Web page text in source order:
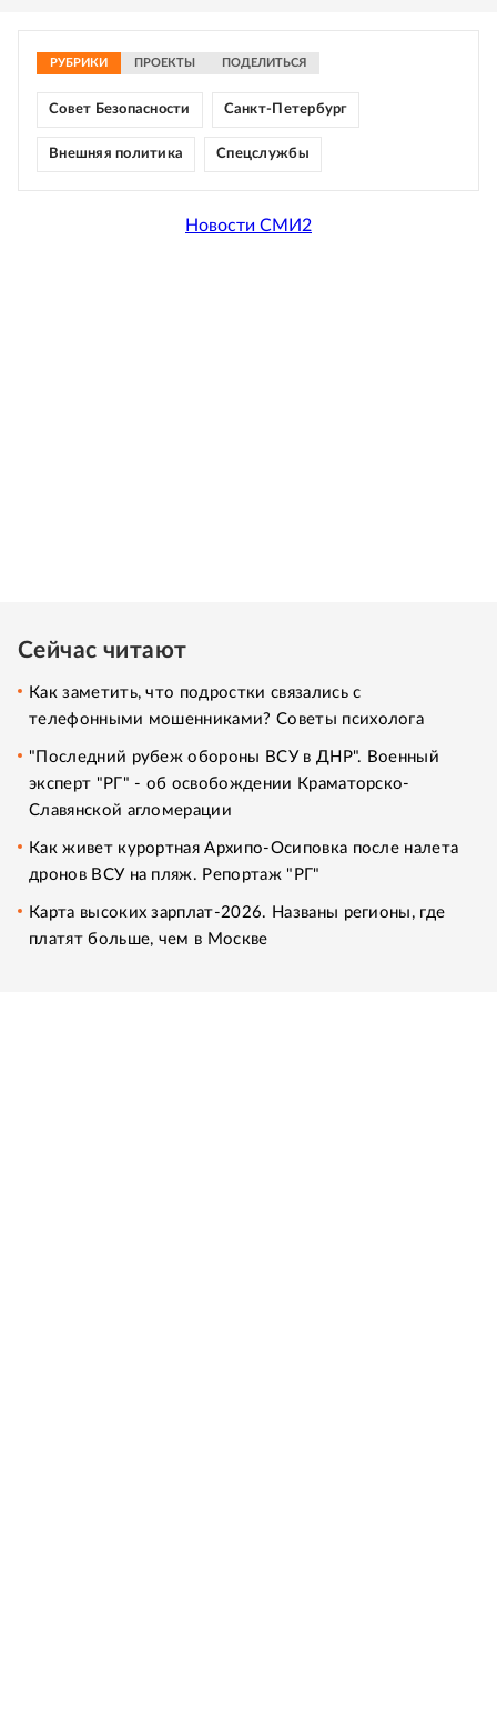
РУБРИКИ ПРОЕКТЫ ПОДЕЛИТЬСЯ
Совет Безопасности Санкт-Петербург
Внешняя политика Спецслужбы
Новости СМИ2
Сейчас читают
Как заметить, что подростки связались с
телефонными мошенниками? Советы психолога
"Последний рубеж обороны ВСУ в ДНР". Военный
эксперт "РГ" - об освобождении Краматорско-
Славянской агломерации
Как живет курортная Архипо-Осиповка после налета
дронов ВСУ на пляж. Репортаж "РГ"
Карта высоких зарплат-2026. Названы регионы, где
платят больше, чем в Москве